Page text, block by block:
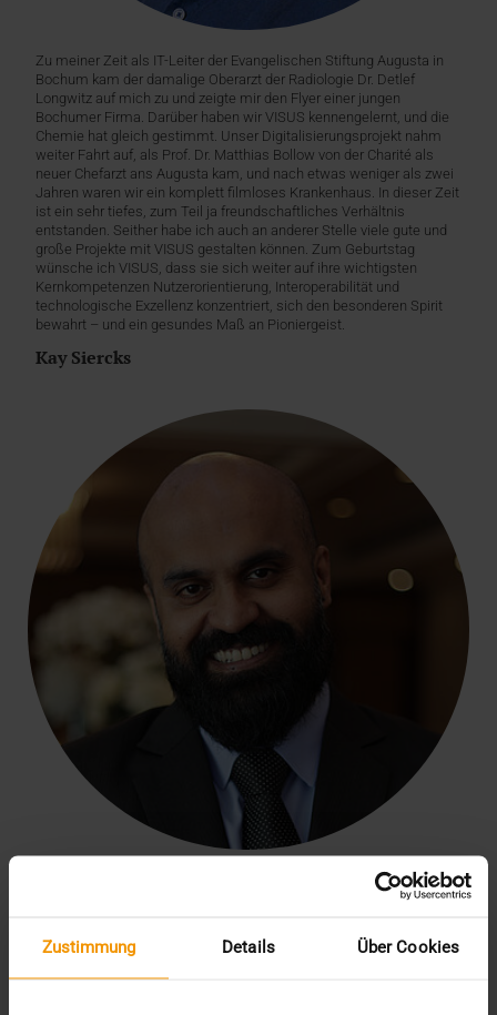
Zustimmung Details Über Cookies
Zu meiner Zeit als IT-Leiter der Evangelischen Stiftung Augusta in
Bochum kam der damalige Oberarzt der Radiologie Dr. Detlef
Longwitz auf mich zu und zeigte mir den Flyer einer jungen
Bochumer Firma. Darüber haben wir VISUS kennengelernt, und die
Chemie hat gleich gestimmt. Unser Digitalisierungsprojekt nahm
weiter Fahrt auf, als Prof. Dr. Matthias Bollow von der Charité als
neuer Chefarzt ans Augusta kam, und nach etwas weniger als zwei
Jahren waren wir ein komplett filmloses Krankenhaus. In dieser Zeit
ist ein sehr tiefes, zum Teil ja freundschaftliches Verhältnis
entstanden. Seither habe ich auch an anderer Stelle viele gute und
große Projekte mit VISUS gestalten können. Zum Geburtstag
wünsche ich VISUS, dass sie sich weiter auf ihre wichtigsten
Kernkompetenzen Nutzerorientierung, Interoperabilität und
technologische Exzellenz konzentriert, sich den besonderen Spirit
bewahrt – und ein gesundes Maß an Pioniergeist.
Kay Siercks
außergewöhnlichen Beitrag als führender PACS-Anbieter zur
mit großem Respekt beobachtet, wie Ihre robusten, skalierbaren
Lösungen, die fortschrittliche künstliche Intelligenz und
hochentwickelte Content-Management-Lösungen für das